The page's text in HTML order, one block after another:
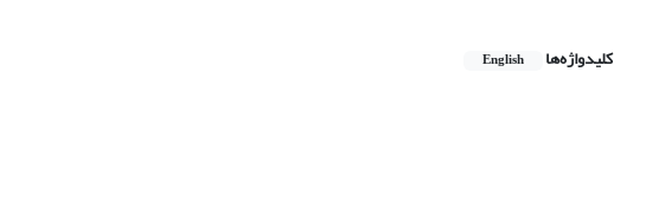
کلیدواژه‌ها English